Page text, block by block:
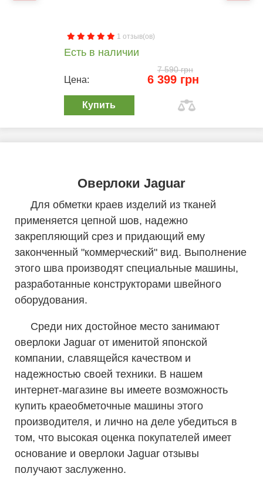
1 отзыв(ов)
Есть в наличии
7 590 грн
Цена: 6 399 грн
Купить
Оверлоки Jaguar
Для обметки краев изделий из тканей
применяется цепной шов, надежно
закрепляющий срез и придающий ему
законченный "коммерческий" вид. Выполнение
этого шва производят специальные машины,
разработанные конструкторами швейного
оборудования.
Среди них достойное место занимают
оверлоки Jaguar от именитой японской
компании, славящейся качеством и
надежностью своей техники. В нашем
интернет-магазине вы имеете возможность
купить краеобметочные машины этого
производителя, и лично на деле убедиться в
том, что высокая оценка покупателей имеет
основание и оверлоки Jaguar отзывы
получают заслуженно.